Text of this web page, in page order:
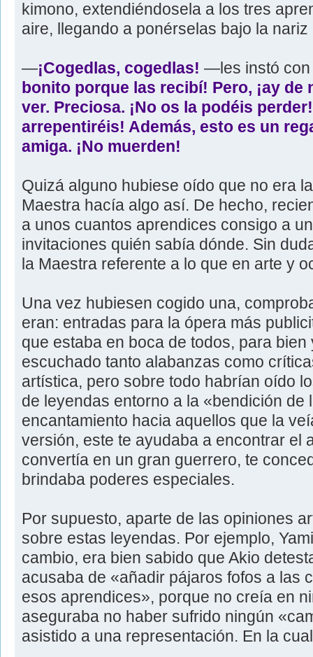
kimono, extendiéndosela a los tres
aire, llegando a ponérselas bajo la
―¡Cogedlas, cogedlas! ―les instó
bonito porque las recibí! Pero, ¡ay de
ver. Preciosa. ¡No os la podéis
arrepentiréis! Además, esto es un
amiga. ¡No muerden!
Quizá alguno hubiese oído que no era
Maestra hacía algo así. De hecho,
a unos cuantos aprendices consigo a
invitaciones quién sabía dónde. Sin
la Maestra referente a lo que en arte y
Una vez hubiesen cogido una,
eran: entradas para la ópera más
que estaba en boca de todos, para
escuchado tanto alabanzas como
artística, pero sobre todo habrían oído
de leyendas entorno a la «bendición de
encantamiento hacia aquellos que la
versión, este te ayudaba a encontrar el
convertía en un gran guerrero, te
brindaba poderes especiales.
Por supuesto, aparte de las opiniones
sobre estas leyendas. Por ejemplo,
cambio, era bien sabido que Akio
acusaba de «añadir pájaros fofos a las
esos aprendices», porque no creía en
aseguraba no haber sufrido ningún
asistido a una representación. En la